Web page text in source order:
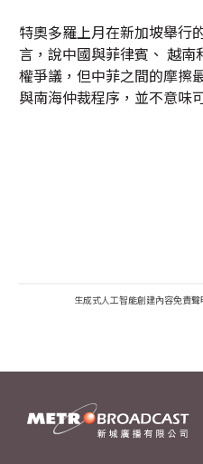
特奧多羅上月在新加坡舉行
言，說中國與菲律賓、 越
權爭議，但中菲之間的摩擦
與南海仲裁程序，並不意味
生成式人工智能創建內容免責聲